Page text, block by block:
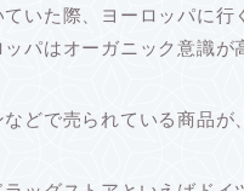
いた際、ヨーロッパに行
パはオーガニック意識が
どで売られている商品が